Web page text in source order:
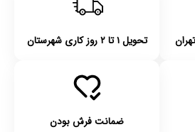
تحویل ۱ تا ۲ روز کاری شهرستان
ضمانت فرش بودن